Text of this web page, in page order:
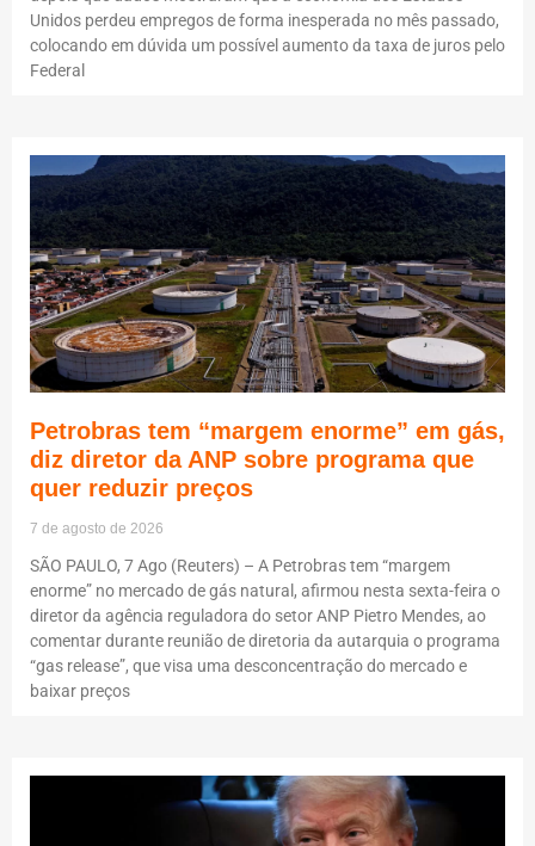
Unidos perdeu empregos de forma inesperada no mês passado,
colocando em dúvida um possível aumento da taxa de juros pelo
Federal
Petrobras tem “margem enorme” em gás,
diz diretor da ANP sobre programa que
quer reduzir preços
7 de agosto de 2026
SÃO PAULO, 7 Ago (Reuters) – A Petrobras tem “margem
enorme” no mercado de gás natural, afirmou nesta sexta-feira o
diretor da agência reguladora do setor ANP Pietro Mendes, ao
comentar durante reunião de diretoria da autarquia o programa
“gas release”, que visa uma desconcentração do mercado e
baixar preços